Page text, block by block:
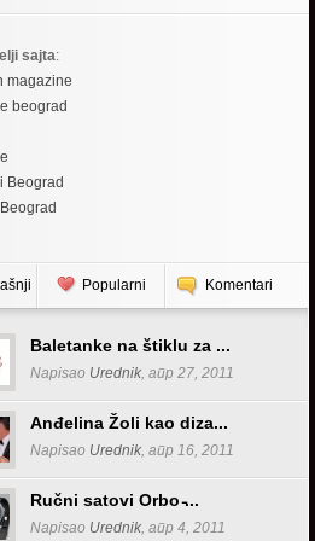
sajta:
magazine
beograd
Beograd
Popularni Komentari
Baletanke na štiklu za ...
Napisao Urednik, апр 27, 2011
Anđelina Žoli kao diza...
Napisao Urednik, апр 16, 2011
Ručni satovi Orbo ̵...
Napisao Urednik, апр 4, 2011